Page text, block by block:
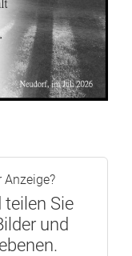
Anzeige?
Sie
und